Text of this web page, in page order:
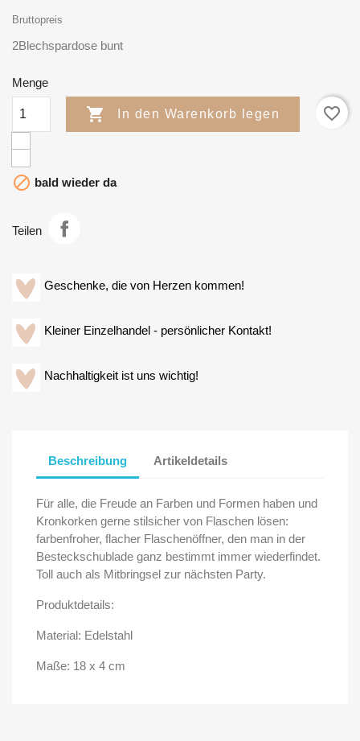
Bruttopreis
2Blechspardose bunt
Menge
 In den Warenkorb legen favorite_border
 bald wieder da
Teilen
Geschenke, die von Herzen kommen!
Kleiner Einzelhandel - persönlicher Kontakt!
Nachhaltigkeit ist uns wichtig!
Beschreibung Artikeldetails
Für alle, die Freude an Farben und Formen haben und
Kronkorken gerne stilsicher von Flaschen lösen:
farbenfroher, flacher Flaschenöffner, den man in der
Besteckschublade ganz bestimmt immer wiederfindet.
Toll auch als Mitbringsel zur nächsten Party.
Produktdetails:
Material: Edelstahl
Maße: 18 x 4 cm